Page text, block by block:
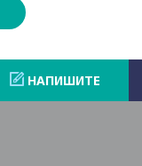
НАПИШИТЕ